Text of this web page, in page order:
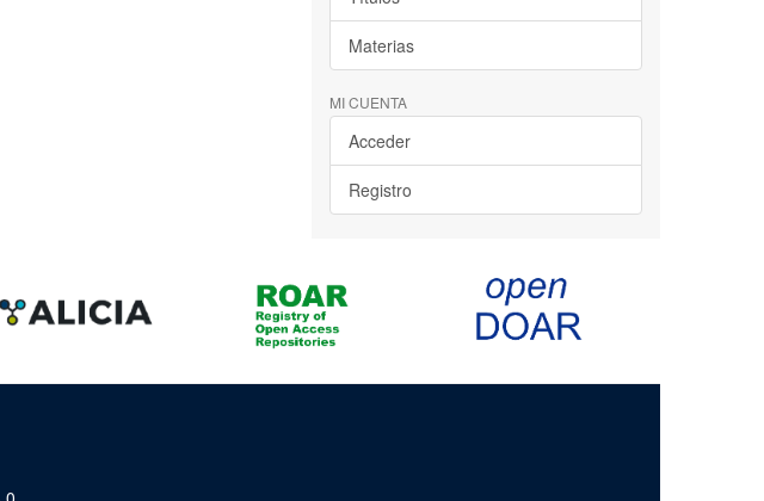
Materias
MI CUENTA
Acceder
Registro